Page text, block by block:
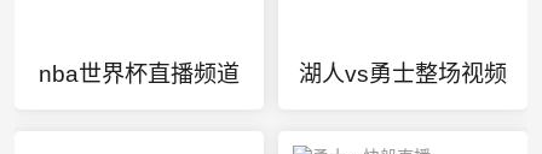
nba世界杯直播频道 湖人vs勇士整场视频